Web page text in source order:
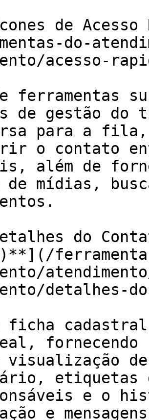
de
do-
acesso-
ferramentas
de gestão
para a
o contato
além de
mídias,
do
detalhes-
ficha
visualização
etiquetas
e o
e